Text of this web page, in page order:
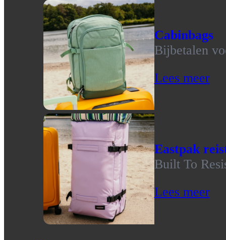
Cabinbags
Bijbetalen
Lees meer
Eastpak
Built To
Lees meer